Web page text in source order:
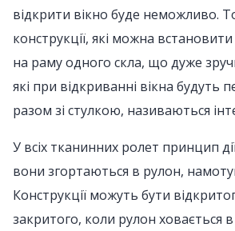
відкрити вікно буде неможливо.
конструкції, які можна
на раму одного скла, що дуже
які при відкриванні вікна будуть
разом зі стулкою, називаються
У всіх тканинних ролет принцип
вони згортаються в рулон,
Конструкції можуть бути
закритого, коли рулон ховається